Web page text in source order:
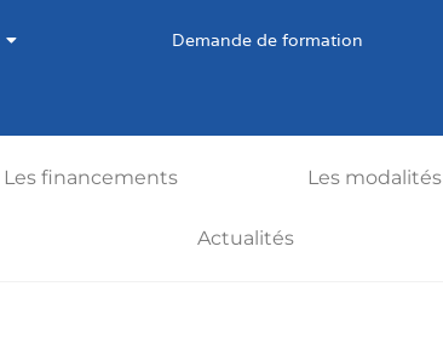
Demande de formation
Les financements Les modalités
Actualités